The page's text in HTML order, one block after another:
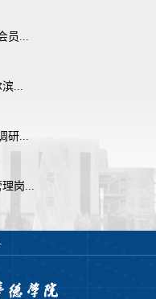
员...
...
研...
理岗...